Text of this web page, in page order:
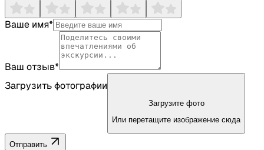
Ваше имя*
Ваш отзыв*
Загрузить фотографии
Загрузите фото
Или перетащите изображение сюда
Отправить